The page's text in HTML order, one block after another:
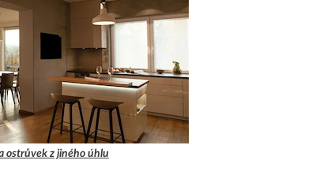
ostrůvek z jiného úhlu